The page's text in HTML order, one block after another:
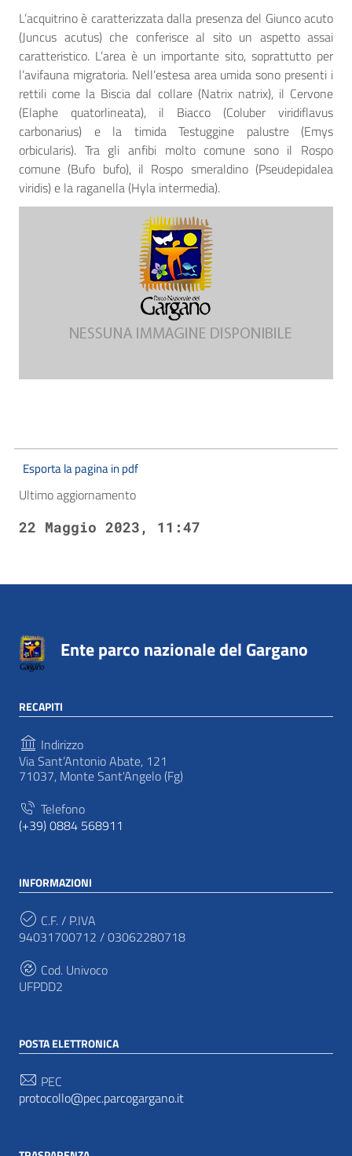
L’acquitrino è caratterizzata dalla presenza del Giunco acuto
(Juncus acutus) che conferisce al sito un aspetto assai
caratteristico. L’area è un importante sito, soprattutto per
l’avifauna migratoria. Nell’estesa area umida sono presenti i
rettili come la Biscia dal collare (Natrix natrix), il Cervone
(Elaphe quatorlineata), il Biacco (Coluber viridiflavus
carbonarius) e la timida Testuggine palustre (Emys
orbicularis). Tra gli anfibi molto comune sono il Rospo
comune (Bufo bufo), il Rospo smeraldino (Pseudepidalea
viridis) e la raganella (Hyla intermedia).
Esporta la pagina in pdf
Ultimo aggiornamento
22 Maggio 2023, 11:47
Ente parco nazionale del Gargano
RECAPITI
Indirizzo
Via Sant’Antonio Abate, 121
71037, Monte Sant'Angelo (Fg)
Telefono
(+39) 0884 568911
INFORMAZIONI
C.F. / P.IVA
94031700712 / 03062280718
Cod. Univoco
UFPDD2
POSTA ELETTRONICA
PEC
protocollo@pec.parcogargano.it